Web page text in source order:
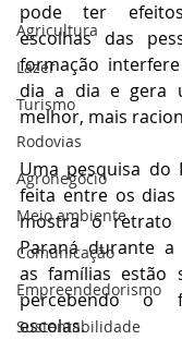
Agricultura
Lazer
Turismo
Rodovias
Agronegócio
Meio ambiente
Comunicação
Empreendedorismo
Sustentabilidade
pode ter
escolhas das
formação
dia a dia e gera
melhor, mais
Uma pesquisa do
feita entre os
mostra o retrato
Paraná durante a
as famílias estão
percebendo o
escolas.